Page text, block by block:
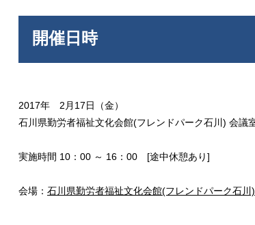
開催日時
2017年 2月17日（金）
石川県勤労者福祉文化会館(フレンドパーク石川)
実施時間 10：00 ～ 16：00 [途中休憩あり]
会場： 石川県勤労者福祉文化会館(フレンドパーク石